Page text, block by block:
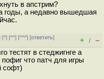
в апстрим?
годы, а недавно вышедшая
[^] [^^] [^^^] [ответить]
+ / –
тестят в стеджигнге а
что патч для игры
софт)